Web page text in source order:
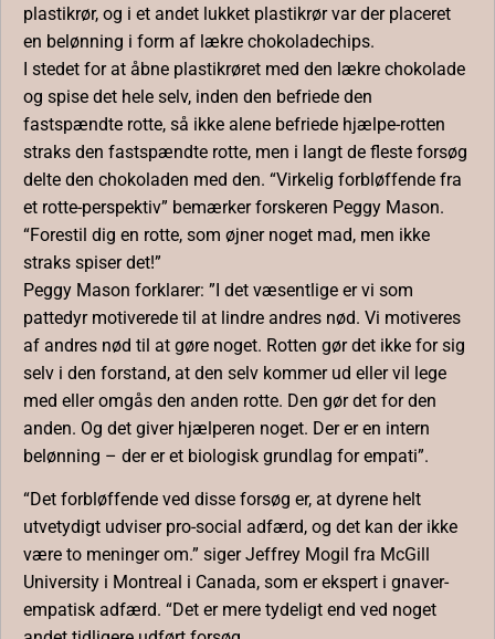
plastikrør, og i et andet lukket plastikrør var der placeret
en belønning i form af lækre chokoladechips.
I stedet for at åbne plastikrøret med den lækre chokolade
og spise det hele selv, inden den befriede den
fastspændte rotte, så ikke alene befriede hjælpe-rotten
straks den fastspændte rotte, men i langt de fleste forsøg
delte den chokoladen med den. “Virkelig forbløffende fra
et rotte-perspektiv” bemærker forskeren Peggy Mason.
“Forestil dig en rotte, som øjner noget mad, men ikke
straks spiser det!”
Peggy Mason forklarer: ”I det væsentlige er vi som
pattedyr motiverede til at lindre andres nød. Vi motiveres
af andres nød til at gøre noget. Rotten gør det ikke for sig
selv i den forstand, at den selv kommer ud eller vil lege
med eller omgås den anden rotte. Den gør det for den
anden. Og det giver hjælperen noget. Der er en intern
belønning – der er et biologisk grundlag for empati”.
“Det forbløffende ved disse forsøg er, at dyrene helt
utvetydigt udviser pro-social adfærd, og det kan der ikke
være to meninger om.” siger Jeffrey Mogil fra McGill
University i Montreal i Canada, som er ekspert i gnaver-
empatisk adfærd. “Det er mere tydeligt end ved noget